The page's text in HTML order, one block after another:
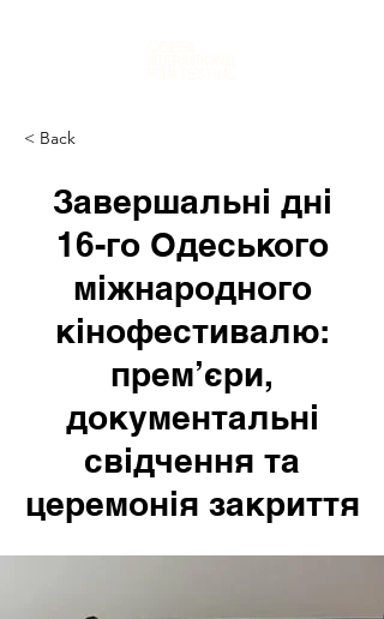
< Back
Завершальні дні
16-го Одеського
міжнародного
кінофестивалю:
прем’єри,
документальні
свідчення та
церемонія закриття